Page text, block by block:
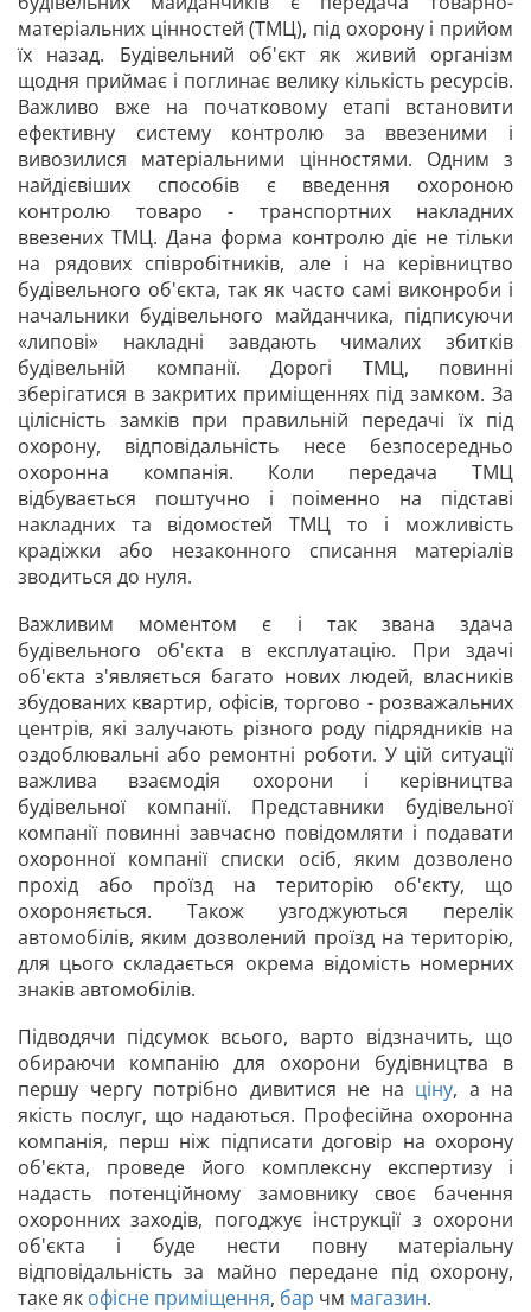
матеріальних цінностей (ТМЦ), під охорону і прийом
їх назад. Будівельний об'єкт як живий організм
щодня приймає і поглинає велику кількість ресурсів.
Важливо вже на початковому етапі встановити
ефективну систему контролю за ввезеними і
вивозилися матеріальними цінностями. Одним з
найдієвіших способів є введення охороною
контролю товаро - транспортних накладних
ввезених ТМЦ. Дана форма контролю діє не тільки
на рядових співробітників, але і на керівництво
будівельного об'єкта, так як часто самі виконроби і
начальники будівельного майданчика, підписуючи
«липові» накладні завдають чималих збитків
будівельній компанії. Дорогі ТМЦ, повинні
зберігатися в закритих приміщеннях під замком. За
цілісність замків при правильній передачі їх під
охорону, відповідальність несе безпосередньо
охоронна компанія. Коли передача ТМЦ
відбувається поштучно і поіменно на підставі
накладних та відомостей ТМЦ то і можливість
крадіжки або незаконного списання матеріалів
зводиться до нуля.
Важливим моментом є і так звана здача
будівельного об'єкта в експлуатацію. При здачі
об'єкта з'являється багато нових людей, власників
збудованих квартир, офісів, торгово - розважальних
центрів, які залучають різного роду підрядників на
оздоблювальні або ремонтні роботи. У цій ситуації
важлива взаємодія охорони і керівництва
будівельної компанії. Представники будівельної
компанії повинні завчасно повідомляти і подавати
охоронної компанії списки осіб, яким дозволено
прохід або проїзд на територію об'єкту, що
охороняється. Також узгоджуються перелік
автомобілів, яким дозволений проїзд на територію,
для цього складається окрема відомість номерних
знаків автомобілів.
Підводячи підсумок всього, варто відзначить, що
обираючи компанію для охорони будівництва в
першу чергу потрібно дивитися не на ціну, а на
якість послуг, що надаються. Професійна охоронна
компанія, перш ніж підписати договір на охорону
об'єкта, проведе його комплексну експертизу і
надасть потенційному замовнику своє бачення
охоронних заходів, погоджує інструкції з охорони
об'єкта і буде нести повну матеріальну
відповідальність за майно передане під охорону,
таке як офісне приміщення, бар чм магазин.